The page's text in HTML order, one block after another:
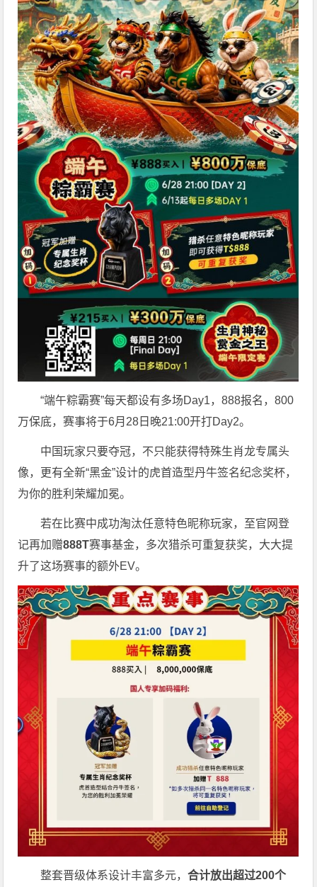
“端午粽霸赛”每天都设有多场Day1，888报名，800
万保底，赛事将于6月28日晚21:00开打Day2。
中国玩家只要夺冠，不只能获得特殊生肖龙专属头
像，更有全新“黑金”设计的虎首造型丹牛签名纪念奖杯，
为你的胜利荣耀加冕。
若在比赛中成功淘汰任意特色昵称玩家，至官网登
记再加赠888T赛事基金，多次猎杀可重复获奖，大大提
升了这场赛事的额外EV。
整套晋级体系设计丰富多元，合计放出超过200个